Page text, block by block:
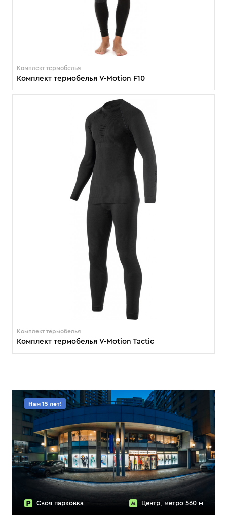
Комплект термобелья
Комплект термобелья V-Motion F10
Комплект термобелья
Комплект термобелья V-Motion Tactic
Нам 15 лет!
Своя парковка Центр, метро 560 м